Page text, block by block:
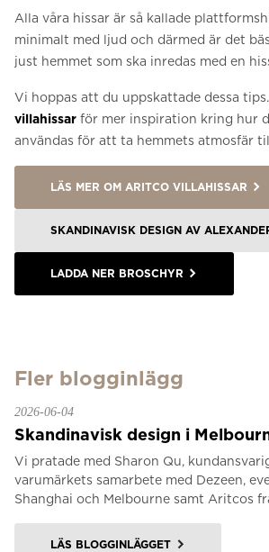
Alla våra hissar är så kallade
minimalt med ljud och därmed är det
just hemmet som ska inredas med en
Vi hoppas att du uppskattade dessa
villahissar för mer inspiration kring hur
användas för att ta hemmets atmosfär
LÄS MER OM ARITCO VILLAHISSAR
SKANDINAVISK DESIGN AV
LADDA NER BROSCHYR
Fler blogginlägg
2026-06-04
Skandinavisk design i
Vi pratade med Sharon Qu,
varumärkets samarbete med Dezeen,
Shanghai och Melbourne samt Aritcos
LÄS BLOGGINLÄGGET